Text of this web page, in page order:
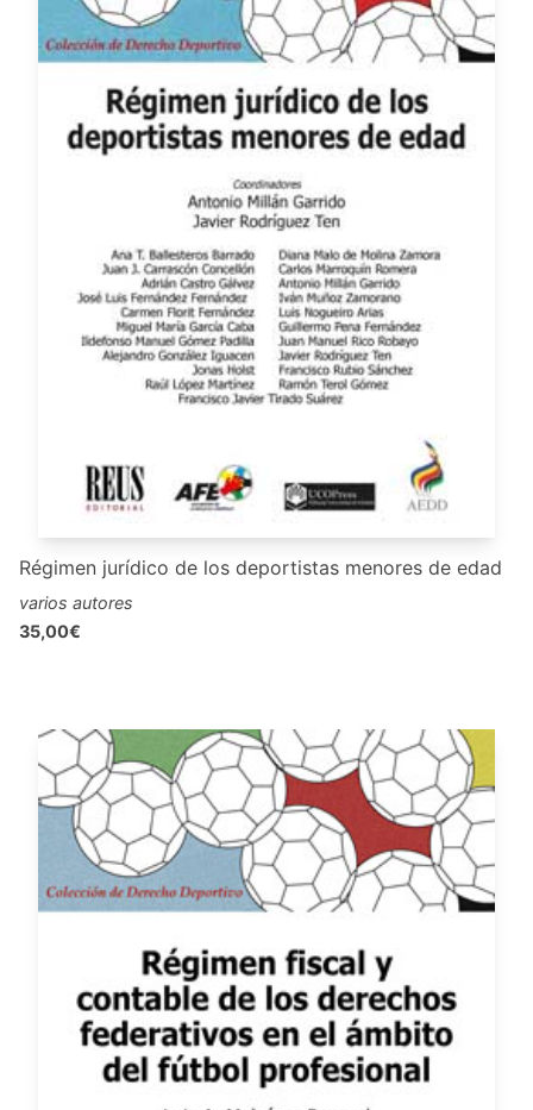
Régimen jurídico de los deportistas menores de edad
varios autores
35,00€